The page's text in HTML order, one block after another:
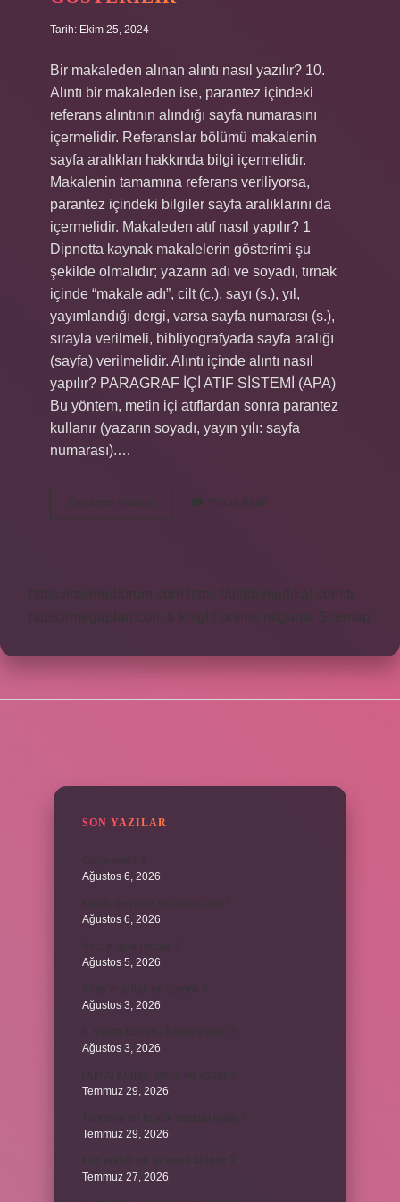
Tarih: Ekim 25, 2024
Bir makaleden alınan alıntı nasıl yazılır? 10.
Alıntı bir makaleden ise, parantez içindeki
referans alıntının alındığı sayfa numarasını
içermelidir. Referanslar bölümü makalenin
sayfa aralıkları hakkında bilgi içermelidir.
Makalenin tamamına referans veriliyorsa,
parantez içindeki bilgiler sayfa aralıklarını da
içermelidir. Makaleden atıf nasıl yapılır? 1
Dipnotta kaynak makalelerin gösterimi şu
şekilde olmalıdır; yazarın adı ve soyadı, tırnak
içinde “makale adı”, cilt (c.), sayı (s.), yıl,
yayımlandığı dergi, varsa sayfa numarası (s.),
sırayla verilmeli, bibliyografyada sayfa aralığı
(sayfa) verilmelidir. Alıntı içinde alıntı nasıl
yapılır? PARAGRAF İÇİ ATIF SİSTEMİ (APA)
Bu yöntem, metin içi atıflardan sonra parantez
kullanır (yazarın soyadı, yayın yılı: sayfa
numarası).…
Devamını okuyun
Makaleden
Alıntı
Yorum Bırak
https://rosmedforum.com
https://btibbimedikal.com.tr
https://megaplan.com.tr knight online nttgame Sitemap
SON YAZILAR
Ağustos 6, 2026
Kulplu beygirin kaç kulbu var ?
Ağustos 6, 2026
Ağustos 5, 2026
Ağustos 3, 2026
Ağustos 3, 2026
Temmuz 29, 2026
Temmuz 29, 2026
Temmuz 27, 2026